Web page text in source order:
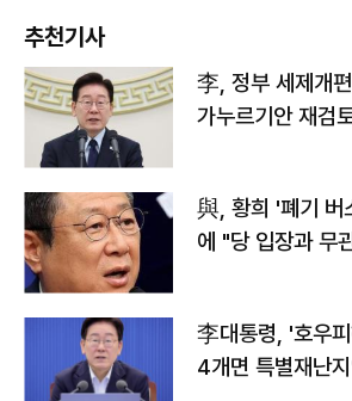
추천기사
李, 정부 세제개
가누르기안 재검
與, 황희 '폐기 버
에 "당 입장과 무
李대통령, '호우
4개면 특별재난